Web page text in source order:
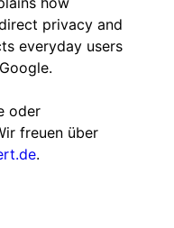
privacy and
everyday users
oder
freuen über
.